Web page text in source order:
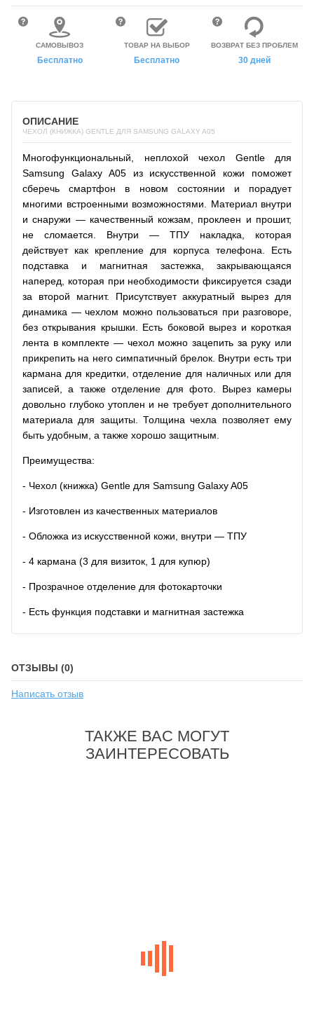
САМОВЫВОЗ
Бесплатно
ТОВАР НА ВЫБОР
Бесплатно
ВОЗВРАТ БЕЗ ПРОБЛЕМ
30 дней
ОПИСАНИЕ
ЧЕХОЛ (КНИЖКА) GENTLE ДЛЯ SAMSUNG GALAXY A05
Многофункциональный, неплохой чехол Gentle для
Samsung Galaxy A05 из искусственной кожи поможет
сберечь смартфон в новом состоянии и порадует
многими встроенными возможностями. Материал внутри
и снаружи — качественный кожзам, проклеен и прошит,
не сломается. Внутри — ТПУ накладка, которая
действует как крепление для корпуса телефона. Есть
подставка и магнитная застежка, закрывающаяся
наперед, которая при необходимости фиксируется сзади
за второй магнит. Присутствует аккуратный вырез для
динамика — чехлом можно пользоваться при разговоре,
без открывания крышки. Есть боковой вырез и короткая
лента в комплекте — чехол можно зацепить за руку или
прикрепить на него симпатичный брелок. Внутри есть три
кармана для кредитки, отделение для наличных или для
записей, а также отделение для фото. Вырез камеры
довольно глубоко утоплен и не требует дополнительного
материала для защиты. Толщина чехла позволяет ему
быть удобным, а также хорошо защитным.
Преимущества:
- Чехол (книжка) Gentle для Samsung Galaxy A05
- Изготовлен из качественных материалов
- Обложка из искусственной кожи, внутри — ТПУ
- 4 кармана (3 для визиток, 1 для купюр)
- Прозрачное отделение для фотокарточки
- Есть функция подставки и магнитная застежка
ОТЗЫВЫ (0)
Написать отзыв
ТАКЖЕ ВАС МОГУТ
ЗАИНТЕРЕСОВАТЬ